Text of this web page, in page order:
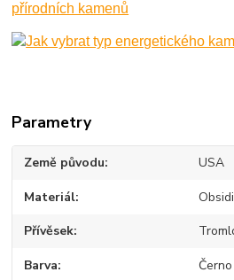
přírodních kamenů
Parametry
Země původu USA
Materiál
Přívěsek
Barva